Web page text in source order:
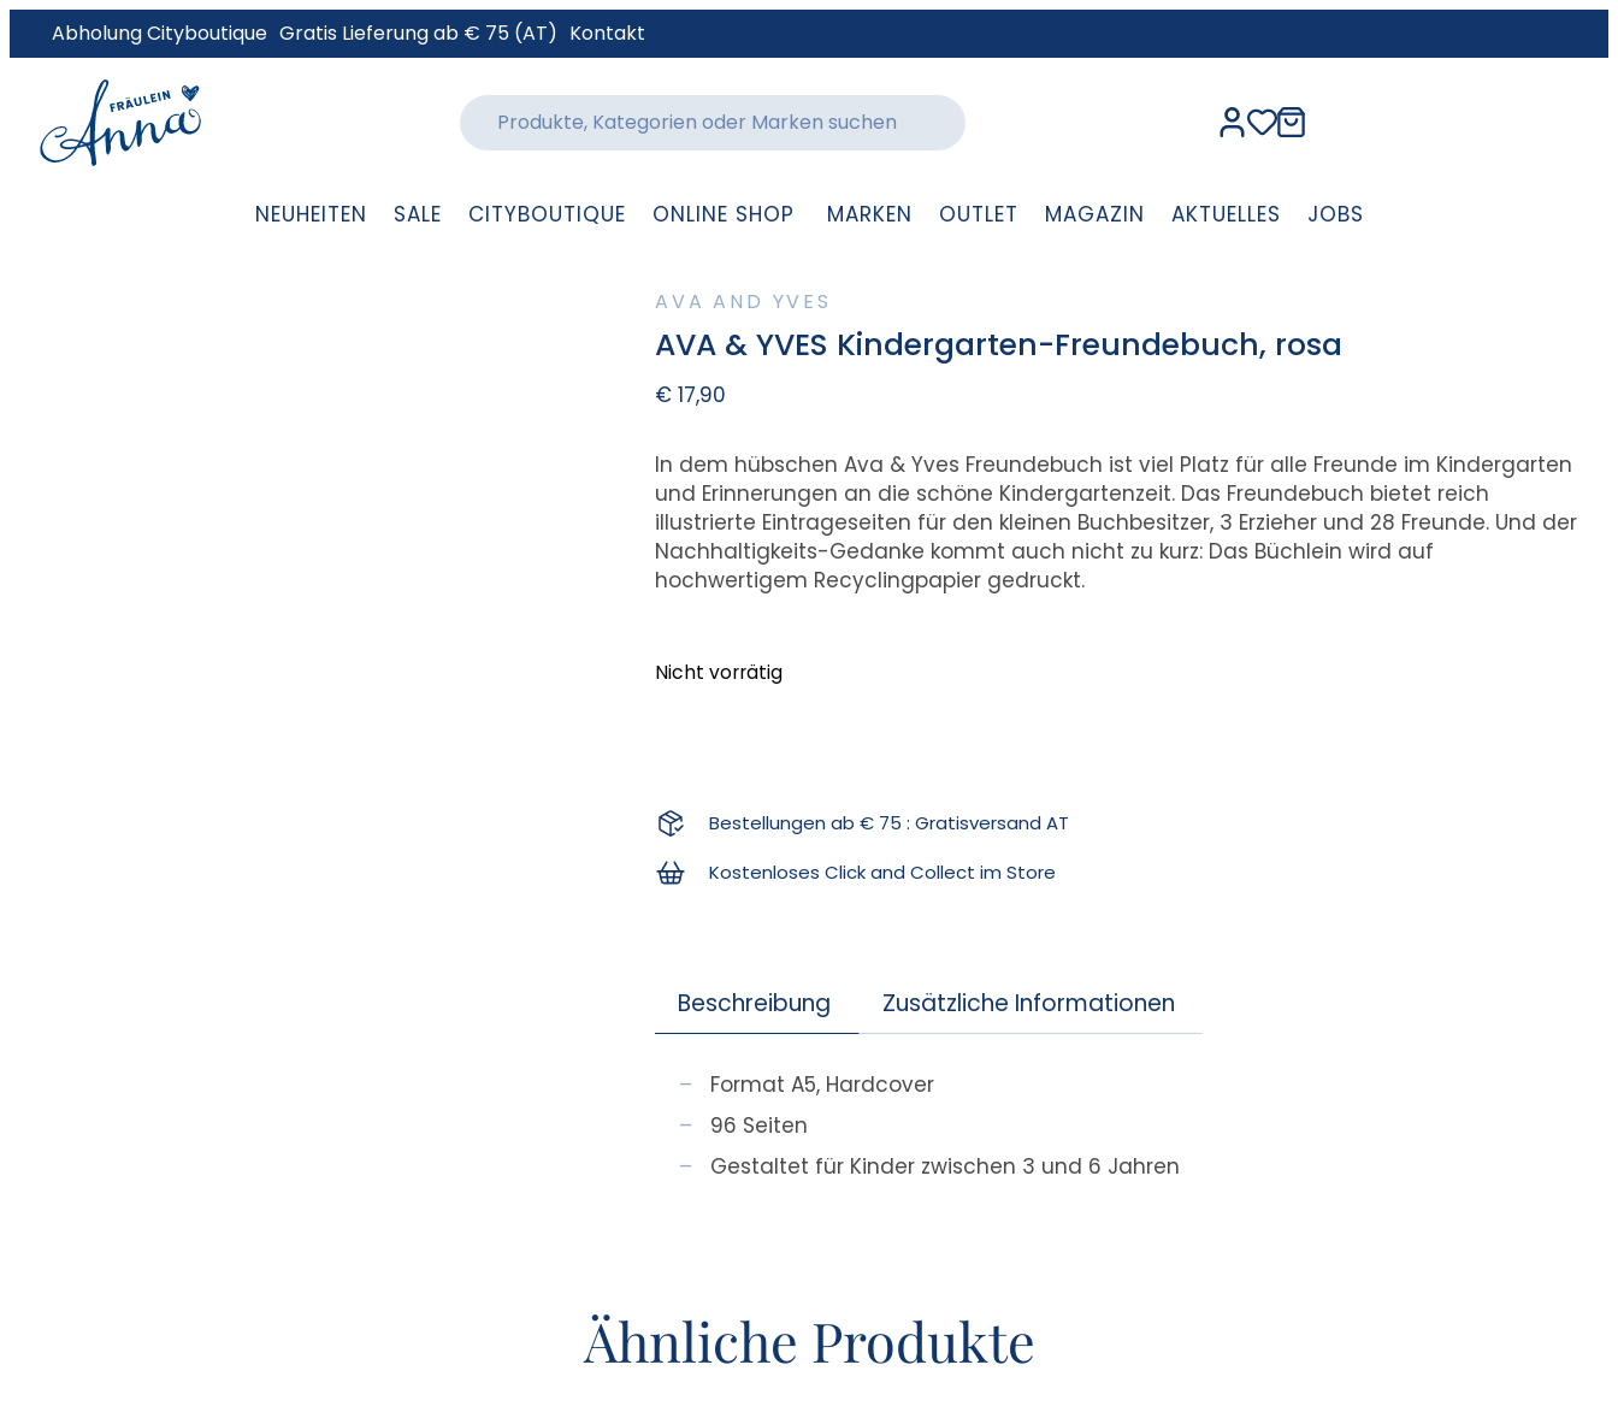
Abholung Cityboutique Gratis Lieferung ab € 75 (AT) Kontakt
NEUHEITEN SALE CITYBOUTIQUE ONLINE SHOP MARKEN OUTLET MAGAZIN AKTUELLES JOBS
AVA AND YVES
AVA & YVES Kindergarten-Freundebuch, rosa
€ 17,90
In dem hübschen Ava & Yves Freundebuch ist viel Platz für alle Freunde im Kindergarten
und Erinnerungen an die schöne Kindergartenzeit. Das Freundebuch bietet reich
illustrierte Eintrageseiten für den kleinen Buchbesitzer, 3 Erzieher und 28 Freunde. Und der
Nachhaltigkeits-Gedanke kommt auch nicht zu kurz: Das Büchlein wird auf
hochwertigem Recyclingpapier gedruckt.
Nicht vorrätig
Bestellungen ab € 75 : Gratisversand AT
Kostenloses Click and Collect im Store
Beschreibung Zusätzliche Informationen
Format A5, Hardcover
96 Seiten
Gestaltet für Kinder zwischen 3 und 6 Jahren
Ähnliche Produkte